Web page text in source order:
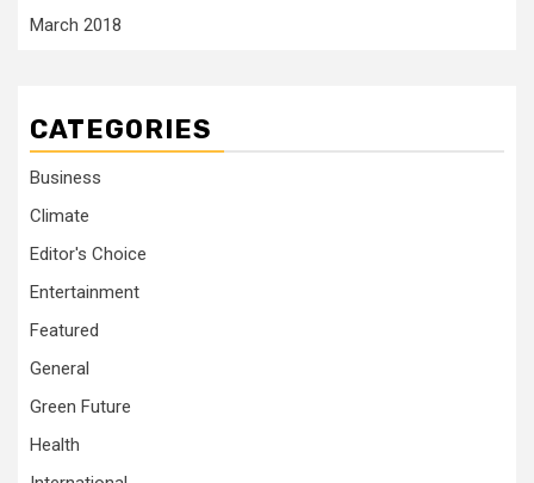
March 2018
CATEGORIES
Business
Climate
Editor's Choice
Entertainment
Featured
General
Green Future
Health